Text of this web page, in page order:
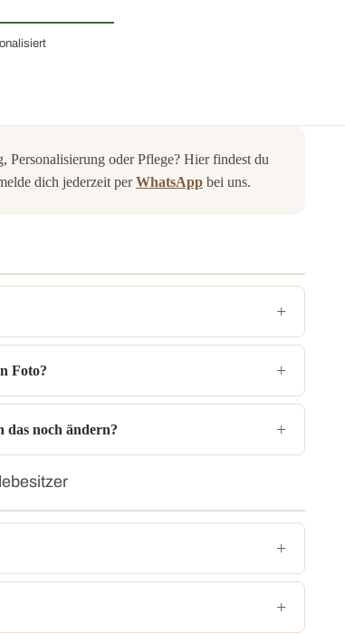
Personalisierung oder Pflege? Hier findest du
dich jederzeit perWhatsApp bei uns.
Foto?
das noch ändern?